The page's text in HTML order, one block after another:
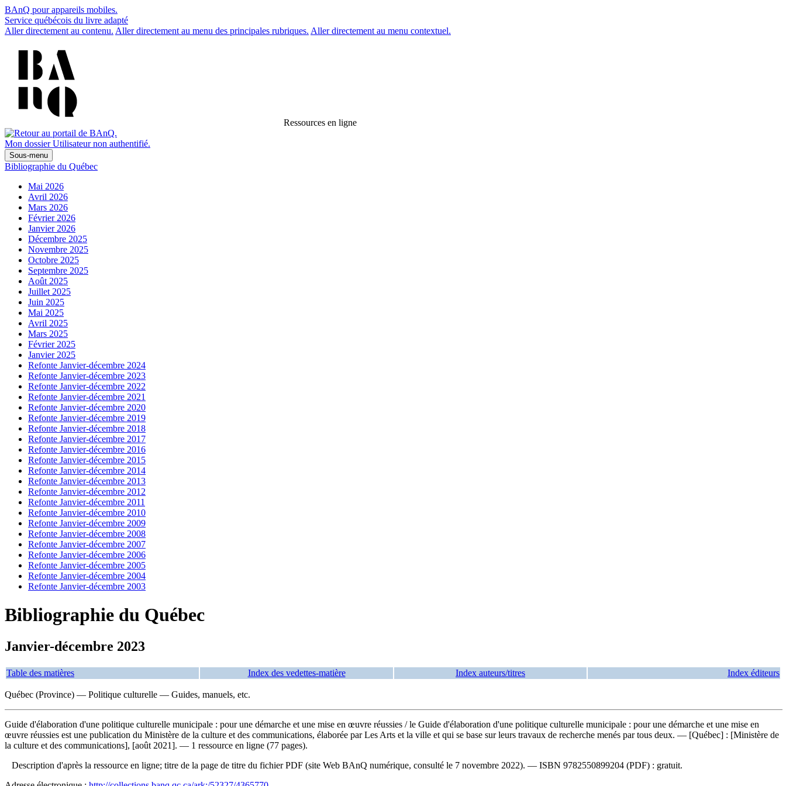
BAnQ pour appareils mobiles.
Service québécois du livre adapté
Aller directement au contenu. Aller directement au menu des principales rubriques. Aller directement au menu contextuel.
Ressources en ligne
Mon dossier Utilisateur non authentifié.
Sous-menu
Bibliographie du Québec
Mai 2026
Avril 2026
Mars 2026
Février 2026
Janvier 2026
Décembre 2025
Novembre 2025
Octobre 2025
Septembre 2025
Août 2025
Juillet 2025
Juin 2025
Mai 2025
Avril 2025
Mars 2025
Février 2025
Janvier 2025
Refonte Janvier-décembre 2024
Refonte Janvier-décembre 2023
Refonte Janvier-décembre 2022
Refonte Janvier-décembre 2021
Refonte Janvier-décembre 2020
Refonte Janvier-décembre 2019
Refonte Janvier-décembre 2018
Refonte Janvier-décembre 2017
Refonte Janvier-décembre 2016
Refonte Janvier-décembre 2015
Refonte Janvier-décembre 2014
Refonte Janvier-décembre 2013
Refonte Janvier-décembre 2012
Refonte Janvier-décembre 2011
Refonte Janvier-décembre 2010
Refonte Janvier-décembre 2009
Refonte Janvier-décembre 2008
Refonte Janvier-décembre 2007
Refonte Janvier-décembre 2006
Refonte Janvier-décembre 2005
Refonte Janvier-décembre 2004
Refonte Janvier-décembre 2003
Bibliographie du Québec
Janvier-décembre 2023
Table des matières Index des vedettes-matière Index auteurs/titres Index éditeurs
Québec (Province) — Politique culturelle — Guides, manuels, etc.
Guide d'élaboration d'une politique culturelle municipale : pour une démarche et une mise en œuvre réussies / le Guide d'élaboration d'une politique culturelle municipale : pour une démarche et une mise en
œuvre réussies est une publication du Ministère de la culture et des communications, élaborée par Les Arts et la ville et qui se base sur leurs travaux de recherche menés par tous deux. — [Québec] : [Ministère de
la culture et des communications], [août 2021]. — 1 ressource en ligne (77 pages).
Description d'après la ressource en ligne; titre de la page de titre du fichier PDF (site Web BAnQ numérique, consulté le 7 novembre 2022). — ISBN 9782550899204 (PDF) : gratuit.